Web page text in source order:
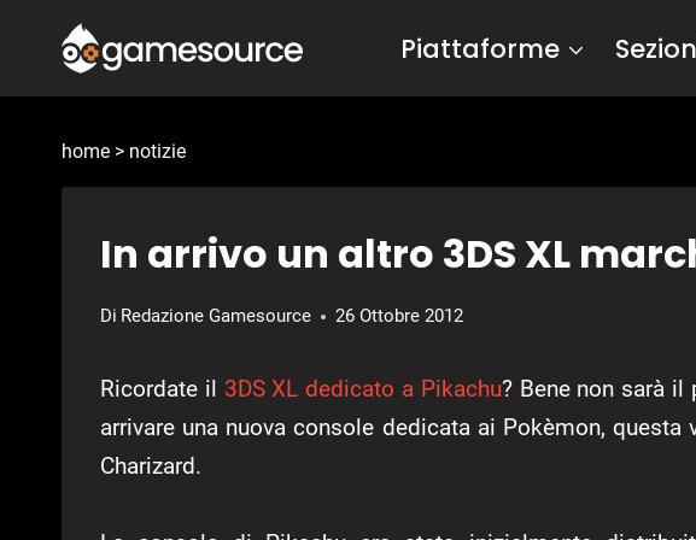
contenuto
Piattaforme
home > notizie
In arrivo un altro 3DS XL
Di Redazione Gamesource 26 Ottobre 2012
Ricordate il 3DS XL dedicato a Pikachu? Bene non sarà il
arrivare una nuova console dedicata ai Pokèmon,
Charizard.